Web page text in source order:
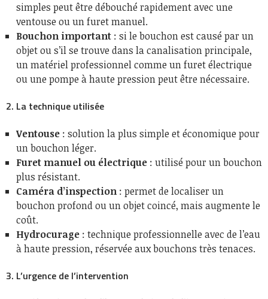
simples peut être débouché rapidement avec une
ventouse ou un furet manuel.
Bouchon important : si le bouchon est causé par un
objet ou s’il se trouve dans la canalisation principale,
un matériel professionnel comme un furet électrique
ou une pompe à haute pression peut être nécessaire.
2. La technique utilisée
Ventouse : solution la plus simple et économique pour
un bouchon léger.
Furet manuel ou électrique : utilisé pour un bouchon
plus résistant.
Caméra d’inspection : permet de localiser un
bouchon profond ou un objet coincé, mais augmente le
coût.
Hydrocurage : technique professionnelle avec de l’eau
à haute pression, réservée aux bouchons très tenaces.
3. L’urgence de l’intervention